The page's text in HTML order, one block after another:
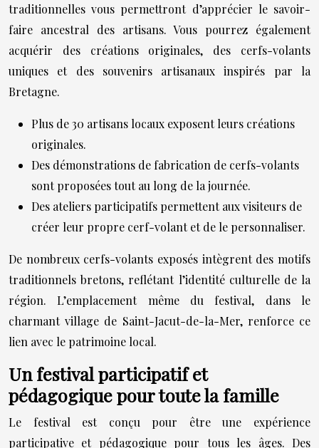
traditionnelles vous permettront d’apprécier le savoir-
faire ancestral des artisans. Vous pourrez également
acquérir des créations originales, des cerfs-volants
uniques et des souvenirs artisanaux inspirés par la
Bretagne.
Plus de 30 artisans locaux exposent leurs créations
originales.
Des démonstrations de fabrication de cerfs-volants
sont proposées tout au long de la journée.
Des ateliers participatifs permettent aux visiteurs de
créer leur propre cerf-volant et de le personnaliser.
De nombreux cerfs-volants exposés intègrent des motifs
traditionnels bretons, reflétant l’identité culturelle de la
région. L’emplacement même du festival, dans le
charmant village de Saint-Jacut-de-la-Mer, renforce ce
lien avec le patrimoine local.
Un festival participatif et
pédagogique pour toute la famille
Le festival est conçu pour être une expérience
participative et pédagogique pour tous les âges. Des